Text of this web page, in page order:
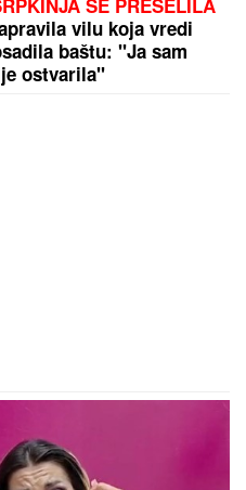
vilu koja vredi
baštu: "Ja sam
ostvarila"